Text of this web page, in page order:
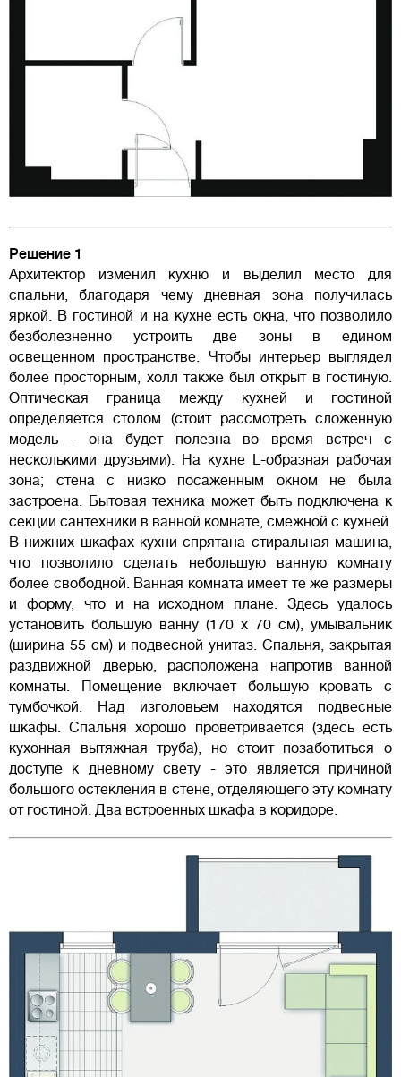
Решение 1
Архитектор изменил кухню и выделил место для
спальни, благодаря чему дневная зона получилась
яркой. В гостиной и на кухне есть окна, что позволило
безболезненно устроить две зоны в едином
освещенном пространстве. Чтобы интерьер выглядел
более просторным, холл также был открыт в гостиную.
Оптическая граница между кухней и гостиной
определяется столом (стоит рассмотреть сложенную
модель - она будет полезна во время встреч с
несколькими друзьями). На кухне L-образная рабочая
зона; стена с низко посаженным окном не была
застроена. Бытовая техника может быть подключена к
секции сантехники в ванной комнате, смежной с кухней.
В нижних шкафах кухни спрятана стиральная машина,
что позволило сделать небольшую ванную комнату
более свободной. Ванная комната имеет те же размеры
и форму, что и на исходном плане. Здесь удалось
установить большую ванну (170 х 70 см), умывальник
(ширина 55 см) и подвесной унитаз. Спальня, закрытая
раздвижной дверью, расположена напротив ванной
комнаты. Помещение включает большую кровать с
тумбочкой. Над изголовьем находятся подвесные
шкафы. Спальня хорошо проветривается (здесь есть
кухонная вытяжная труба), но стоит позаботиться о
доступе к дневному свету - это является причиной
большого остекления в стене, отделяющего эту комнату
от гостиной. Два встроенных шкафа в коридоре.